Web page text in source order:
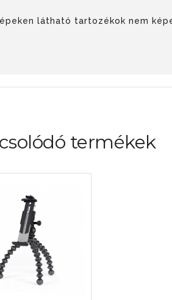
látható tartozékok nem
termékek